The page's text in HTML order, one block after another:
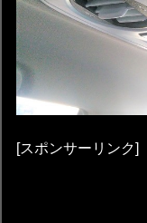
[スポンサーリンク]